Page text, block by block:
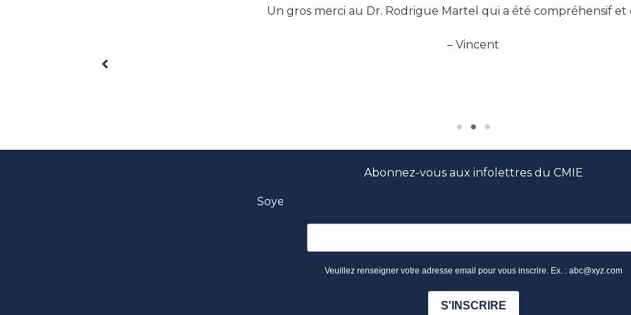
Un gros merci au Dr. Rodrigue Martel qui a été compréhensif et
– Vincent
Abonnez-vous aux infolettres du CMIE
Soyez parmi les premiers informés des nouvelles et des
Veuillez renseigner votre adresse email pour vous inscrire. Ex. : abc@xyz.com
S'INSCRIRE